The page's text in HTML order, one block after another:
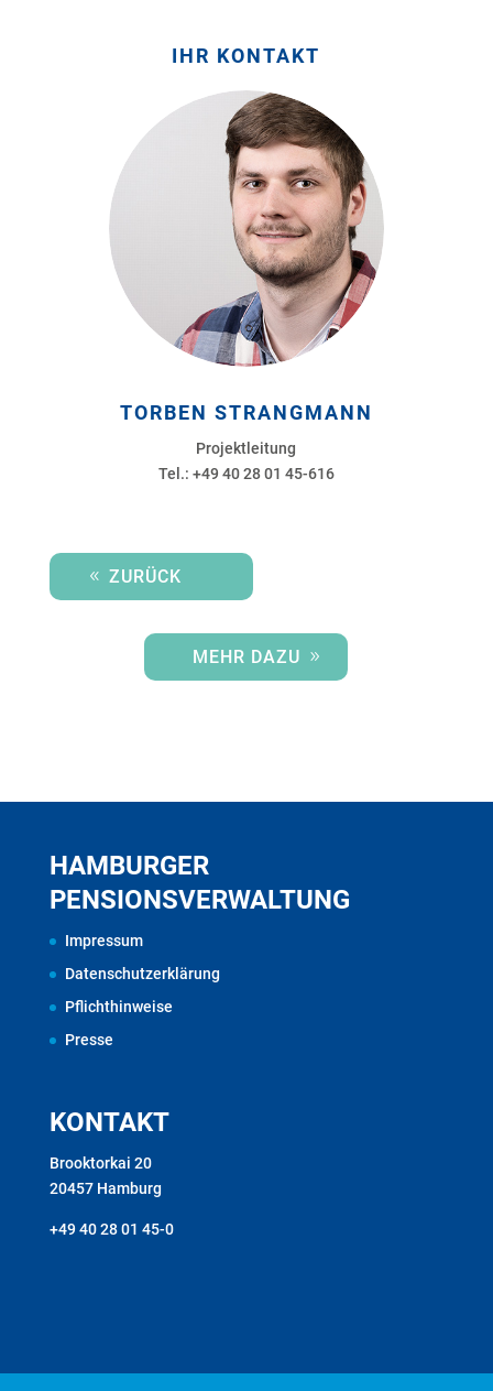
IHR KONTAKT
TORBEN STRANGMANN
Projektleitung
Tel.: +49 40 28 01 45-616
ZURÜCK
MEHR DAZU
HAMBURGER
PENSIONSVERWALTUNG
Impressum
Datenschutzerklärung
Pflichthinweise
Presse
KONTAKT
Brooktorkai 20
20457 Hamburg
+49 40 28 01 45-0